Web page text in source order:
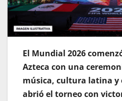
El Mundial 2026
Azteca con una
música, cultura latina y
abrió el torneo con